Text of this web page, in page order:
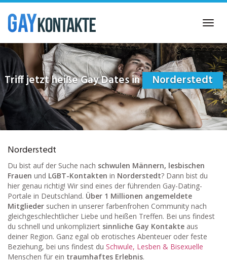
Skip
main
content
Triff jetzt heiße Gay Dates in Norderstedt
Norderstedt
Du bist auf der Suche nach schwulen Männern, lesbischen
Frauen und LGBT-Kontakten in Norderstedt? Dann bist du
hier genau richtig! Wir sind eines der führenden Gay-Dating-
Portale in Deutschland. Über 1 Millionen angemeldete
Mitglieder suchen in unserer farbenfrohen Community nach
gleichgeschlechtlicher Liebe und heißen Treffen. Bei uns findest
du schnell und unkompliziert sinnliche Gay Kontakte aus
deiner Region. Ganz egal ob erotisches Abenteuer oder feste
Beziehung, bei uns findest du Schwule, Lesben & Bisexuelle
Menschen für ein traumhaftes Erlebnis.